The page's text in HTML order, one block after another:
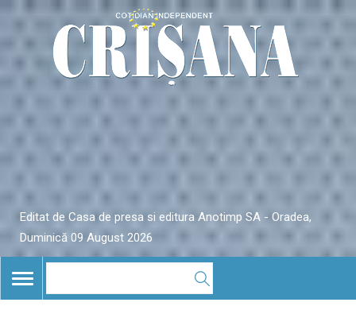
Editat de Casa de presa si editura Anotimp SA - Oradea,
Duminică 09 August 2026
TOGGLE
NAVIGATION